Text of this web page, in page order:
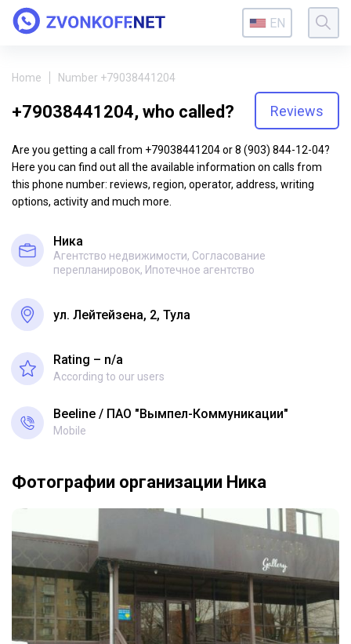
EN
Home Number +79038441204
+79038441204, who called? Reviews
Are you getting a call from +79038441204 or 8 (903) 844-12-04?
Here you can find out all the available information on calls from
this phone number: reviews, region, operator, address, writing
options, activity and much more.
Ника
Агентство недвижимости, Согласование
перепланировок, Ипотечное агентство
ул. Лейтейзена, 2, Тула
Rating – n/a
According to our users
Beeline ПАО "Вымпел-Коммуникации"
Mobile
Фотографии организации Ника